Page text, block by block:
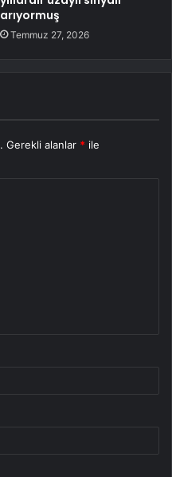
arıyormuş
Temmuz 27, 2026
Gerekli alanlar * ile